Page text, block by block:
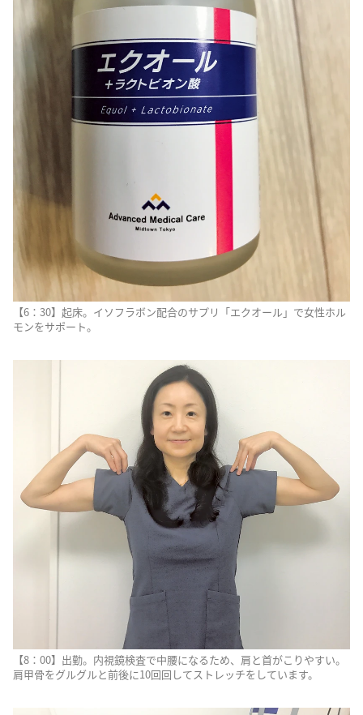
【6：30】起床。イソフラボン配合のサプリ「エクオール」で女性ホル
モンをサポート。
【8：00】出勤。内視鏡検査で中腰になるため、肩と首がこりやすい。
肩甲骨をグルグルと前後に10回回してストレッチをしています。